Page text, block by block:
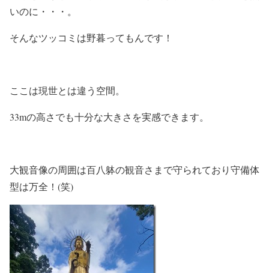
いのに・・・。
そんなツッコミは野暮ってもんです！
ここは現世とは違う空間。
33mの高さでも十分な大きさを実感できます。
大観音像の周囲は百八躰の観音さまで守られており守備体
型は万全！(笑)